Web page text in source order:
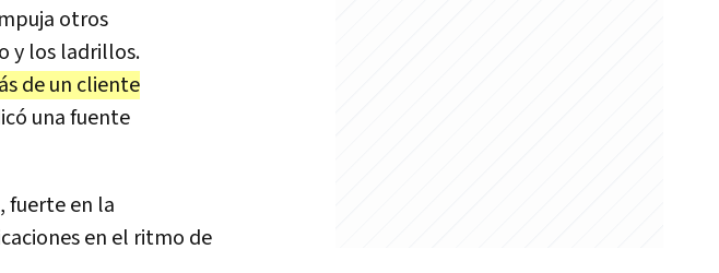
otros
y los ladrillos.
de un cliente
una fuente
fuerte en la
en el ritmo de